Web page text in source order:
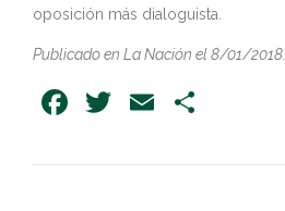
oposición más dialoguista.
Publicado en La Nación el 8/01/2018.
Facebook
Twitter
Email